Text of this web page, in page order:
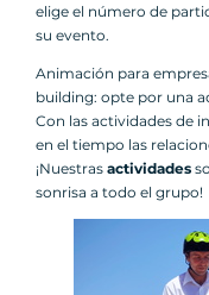
elige el número de
su evento.
Animación para
building: opte por una
Con las actividades de
en el tiempo las
¡Nuestras actividades
sonrisa a todo el grupo!